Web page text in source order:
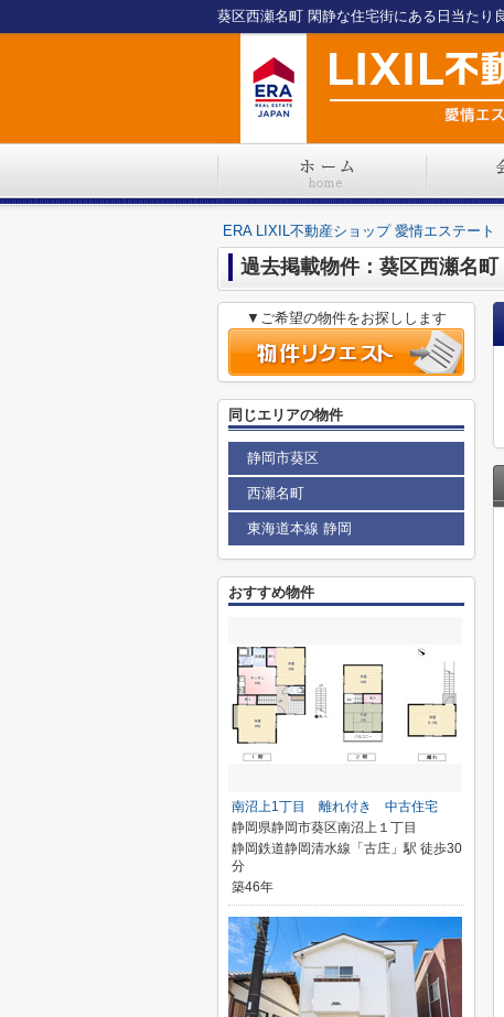
ERA LIXIL不動産ショップ 愛情エステート
過去掲載物件：葵区西瀬名町
▼ご希望の物件をお探しします
同じエリアの物件
静岡市葵区
西瀬名町
東海道本線 静岡
おすすめ物件
南沼上1丁目 離れ付き 中古住宅
静岡県静岡市葵区南沼上１丁目
静岡鉄道静岡清水線「古庄」駅 徒歩30
分
築46年